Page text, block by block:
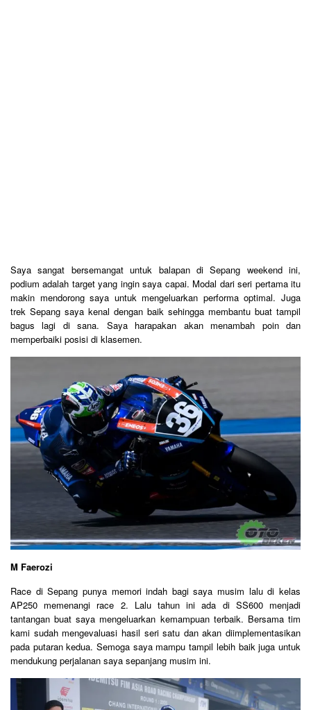
Saya sangat bersemangat untuk balapan di Sepang weekend ini,
podium adalah target yang ingin saya capai. Modal dari seri pertama itu
makin mendorong saya untuk mengeluarkan performa optimal. Juga
trek Sepang saya kenal dengan baik sehingga membantu buat tampil
bagus lagi di sana. Saya harapakan akan menambah poin dan
memperbaiki posisi di klasemen.
M Faerozi
Race di Sepang punya memori indah bagi saya musim lalu di kelas
AP250 memenangi race 2. Lalu tahun ini ada di SS600 menjadi
tantangan buat saya mengeluarkan kemampuan terbaik. Bersama tim
kami sudah mengevaluasi hasil seri satu dan akan diimplementasikan
pada putaran kedua. Semoga saya mampu tampil lebih baik juga untuk
mendukung perjalanan saya sepanjang musim ini.